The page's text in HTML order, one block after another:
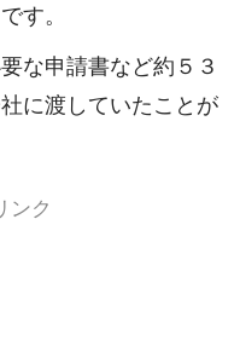
す。
な申請書など約５３
に渡していたことが
ンク